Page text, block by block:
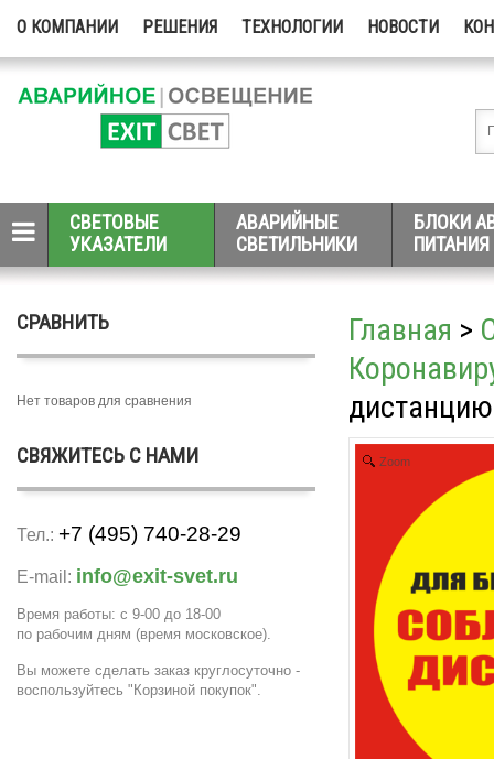
О КОМПАНИИ РЕШЕНИЯ ТЕХНОЛОГИИ НОВОСТИ
СВЕТОВЫЕ
УКАЗАТЕЛИ
АВАРИЙНЫЕ
СВЕТИЛЬНИКИ
БЛОКИ
ПИТАНИЯ
СРАВНИТЬ
Нет товаров для сравнения
СВЯЖИТЕСЬ С НАМИ
Тел.: +7 (495) 740-28-29
E-mail: info@exit-svet.ru
Время работы: с 9-00 до 18-00
по рабочим дням (время московское).
Вы можете сделать заказ круглосуточно -
воспользуйтесь "Корзиной покупок".
Главная >
Zoom